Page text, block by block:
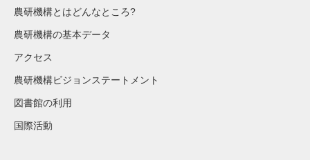
農研機構とはどんなところ?
農研機構の基本データ
アクセス
農研機構ビジョンステートメント
図書館の利用
国際活動